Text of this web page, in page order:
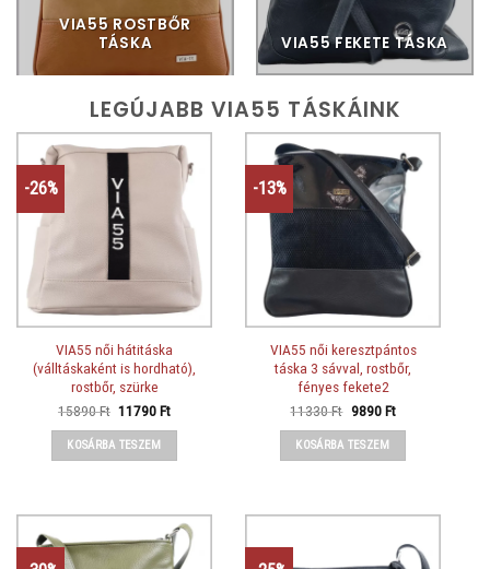
VIA55 ROSTBŐR
TÁSKA
VIA55 FEKETE TÁSKA
LEGÚJABB VIA55 TÁSKÁINK
-26%
VIA55 női hátitáska
(válltáskaként is hordható),
rostbőr, szürke
15890Ft Original
was:
15890 Ft.
11790FtCurrent
KOSÁRBA TESZEM
-13%
VIA55 női keresztpántos
táska 3 sávval, rostbőr,
fényes fekete2
11330Ft Original
was:
11330 Ft.
9890FtCurrent
KOSÁRBA TESZEM